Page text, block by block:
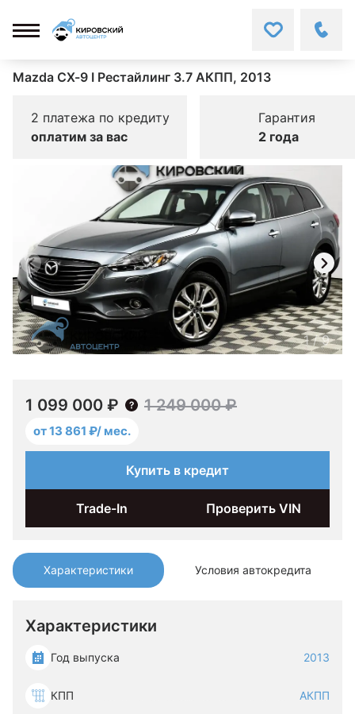
Mazda CX-9 I Рестайлинг 3.7 АКПП, 2013
2 платежа по кредиту
оплатим за вас
Гарантия
2 года
Характеристики Условия автокредита
Характеристики
Год выпуска 2013
КПП АКПП
1/9
1 099 000 ₽ 1 249 000 ₽
от 13 861 ₽/ мес.
Купить в кредит
Trade-In Проверить VIN